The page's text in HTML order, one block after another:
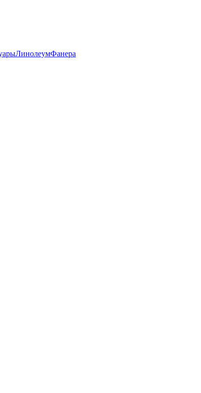
ЛинолеумФанера